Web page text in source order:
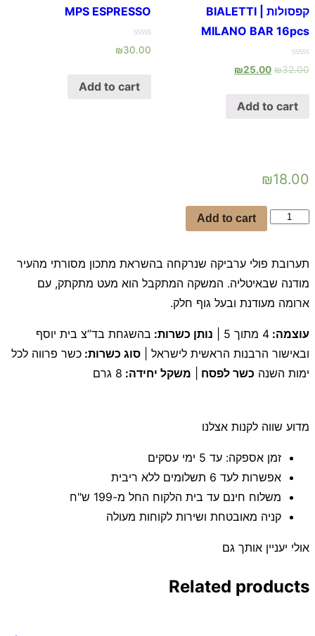
קפסולות | BIALETTI
MILANO BAR 16pcs
Rated
0
₪32.00
₪25.00
Add to cart
MPS ESPRESSO
Rated
0
₪30.00
Add to cart
₪18.00
קפסולות
Add to cart
תערובת פולי ערביקה שנרקחה בהשראת מתכון מסורתי מהעיר
מודנה שבאיטליה. המשקה המתקבל הוא מעט מתקתק, עם
ארומה מעודנת ובעל גוף חלק.
עוצמה: 4 מתוך 5 | נותן כשרות: בהשגחת בד”צ בית יוסף
ובאישור הרבנות הראשית לישראל | סוג כשרות: כשר פרווה לכל
ימות השנה כשר לפסח משקל יחידה: 8 גרם
מדוע שווה לקנות אצלנו
זמן אספקה: עד 5 ימי עסקים
אפשרות לעד 6 תשלומים ללא ריבית
משלוח חינם עד בית הלקוח החל מ-199 ש"ח
קניה מאובטחת ושירות לקוחות מעולה
אולי יעניין אותך גם
Related products